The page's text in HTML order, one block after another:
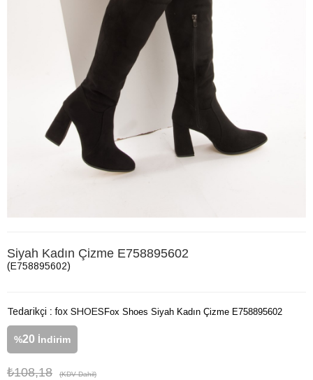
Siyah Kadın Çizme E758895602
(E758895602)
Tedarikçi : fox SHOES
%20 İndirim
₺108,18 (KDV Dahil)
Fox Shoes Siyah Kadın Çizme E758895602